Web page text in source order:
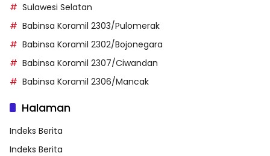
Sulawesi Selatan
Babinsa Koramil 2303/Pulomerak
Babinsa Koramil 2302/Bojonegara
Babinsa Koramil 2307/Ciwandan
Babinsa Koramil 2306/Mancak
Halaman
Indeks Berita
Indeks Berita